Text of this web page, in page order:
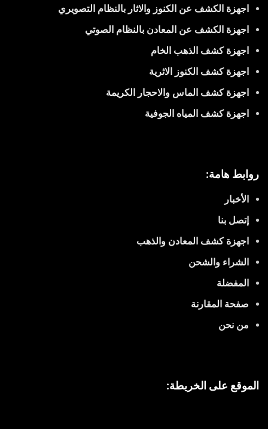
اجهزة الكشف عن الكنوز والاثار بالنظام التصويري
اجهزة الكشف عن المعادن بالنظام الصوتي
اجهزة كشف الذهب الخام
اجهزة كشف الكنوز الاثرية
اجهزة كشف الماس والاحجار الكريمة
اجهزة كشف المياه الجوفية
روابط هامة:
الأخبار
إتصل بنا
اجهزة كشف المعادن والذهب
الشراء والشحن
المفضلة
صفحة المقارنة
من نحن
الموقع على الخريطة: